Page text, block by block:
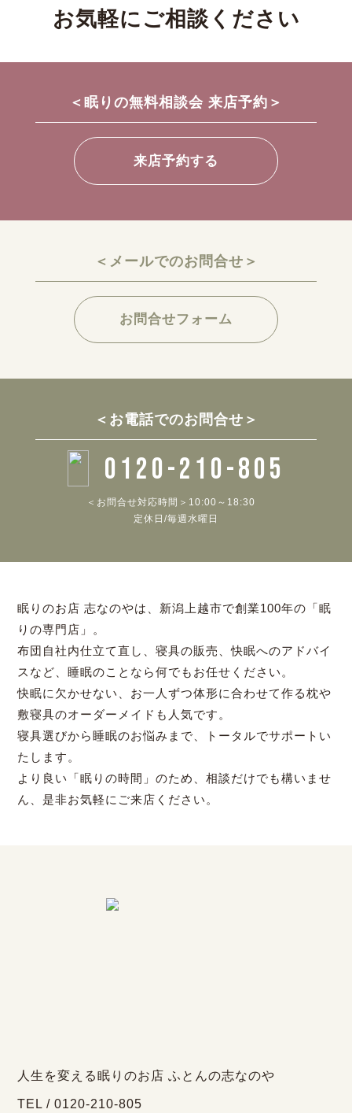
お気軽にご相談ください
＜眠りの無料相談会 来店予約＞
来店予約する
＜メールでのお問合せ＞
お問合せフォーム
＜お電話でのお問合せ＞
0120-210-805
＜お問合せ対応時間＞10:00～18:30
定休日/毎週水曜日
眠りのお店 志なのやは、新潟上越市で創業100年の「眠
りの専門店」。
布団自社内仕立て直し、寝具の販売、快眠へのアドバイ
スなど、睡眠のことなら何でもお任せください。
快眠に欠かせない、お一人ずつ体形に合わせて作る枕や
敷寝具のオーダーメイドも人気です。
寝具選びから睡眠のお悩みまで、トータルでサポートい
たします。
より良い「眠りの時間」のため、相談だけでも構いませ
ん、是非お気軽にご来店ください。
人生を変える眠りのお店 ふとんの志なのや
TEL / 0120-210-805